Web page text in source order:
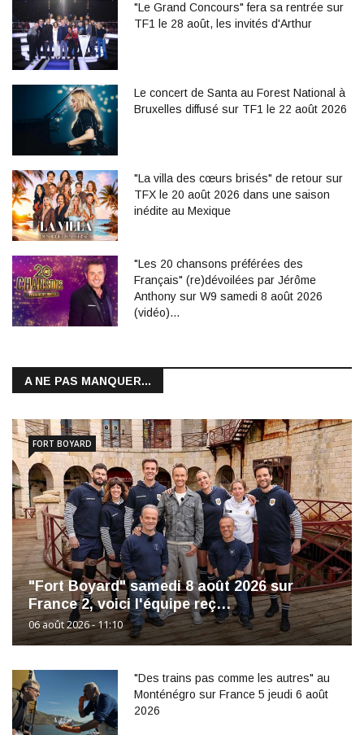
"Le Grand Concours" fera sa rentrée sur
TF1 le 28 août, les invités d'Arthur
Le concert de Santa au Forest National à
Bruxelles diffusé sur TF1 le 22 août 2026
"La villa des cœurs brisés" de retour sur
TFX le 20 août 2026 dans une saison
inédite au Mexique
"Les 20 chansons préférées des
Français" (re)dévoilées par Jérôme
Anthony sur W9 samedi 8 août 2026
(vidéo)…
A NE PAS MANQUER...
"Fort Boyard" samedi 8 août 2026 sur
France 2, voici l'équipe reç…
06 août 2026 - 11:10
FORT BOYARD
"Des trains pas comme les autres" au
Monténégro sur France 5 jeudi 6 août
2026